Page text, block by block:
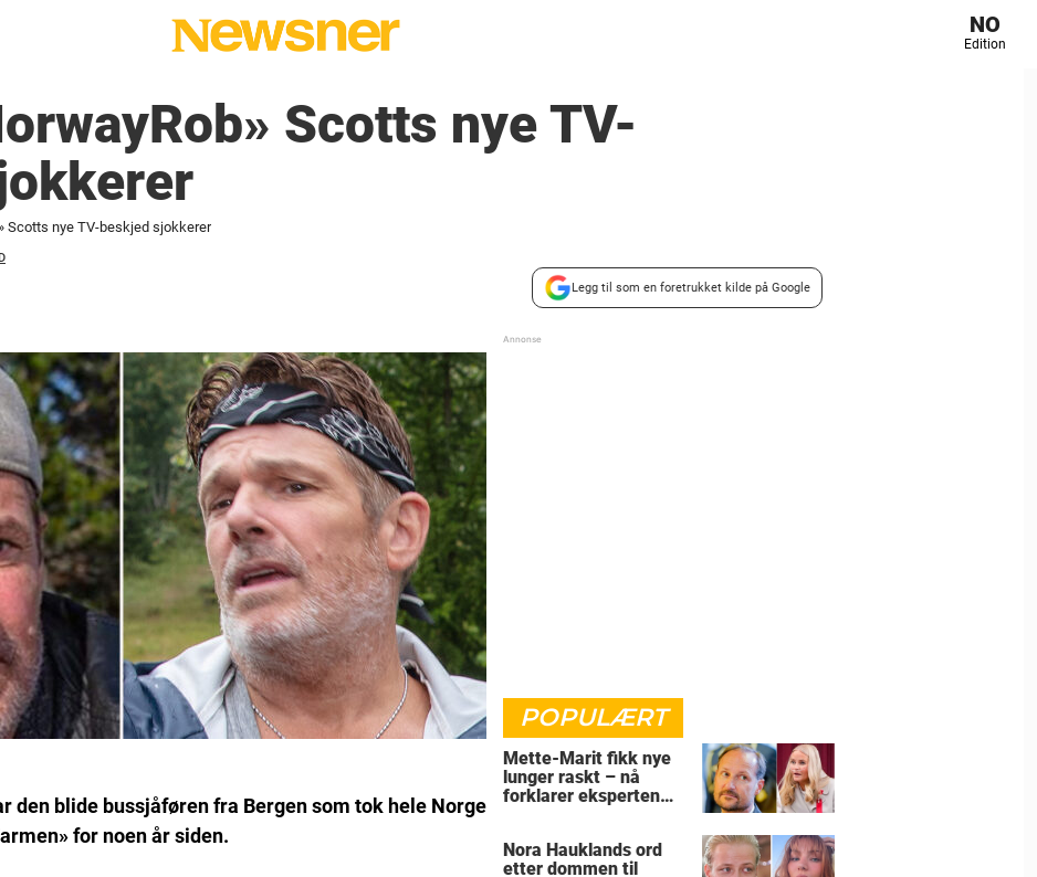
NO
Edition
Scotts nye TV-
Scotts nye TV-beskjed sjokkerer
Legg til som en foretrukket kilde på Google
den blide bussjåføren fra Bergen som tok hele Norge
for noen år siden.
POPULÆRT
Mette-Marit fikk nye
lunger raskt – nå
forklarer eksperten
Nora Hauklands ord
etter dommen til